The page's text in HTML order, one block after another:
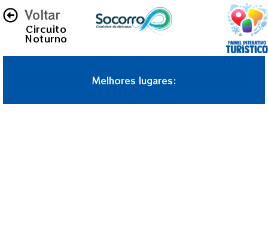
Voltar
Circuito
Noturno
Melhores lugares: